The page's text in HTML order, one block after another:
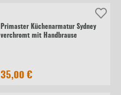
Primaster Küchenarmatur Sydney
verchromt mit Handbrause
35,00 €